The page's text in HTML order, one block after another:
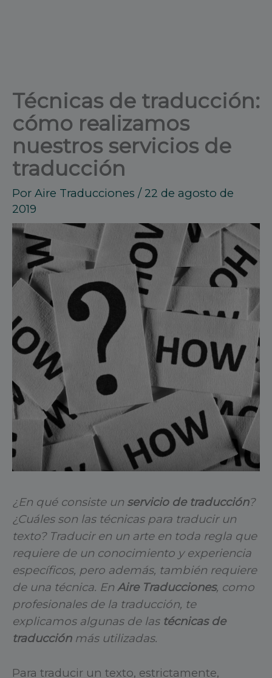
Técnicas de traducción:
cómo realizamos
nuestros servicios de
traducción
Por Aire Traducciones / 22 de agosto de
2019
¿En qué consiste un servicio de traducción?
¿Cuáles son las técnicas para traducir un
texto? Traducir en un arte en toda regla que
requiere de un conocimiento y experiencia
específicos, pero además, también requiere
de una técnica. En Aire Traducciones, como
profesionales de la traducción, te
explicamos algunas de las técnicas de
traducciónmás utilizadas.
Para traducir un texto, estrictamente,